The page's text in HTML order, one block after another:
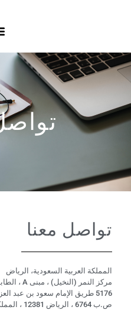
تواصل معنا
المملكة العربية السعودية، الرياض
مركز النمر (النخيل) ، مبنى A ، الطابق الأول
5176 طريق الإمام سعود بن عبد العزيز – حى النخيل
ص.ب 6764 ، الرياض 12381 ، المملكة العربية السعودية